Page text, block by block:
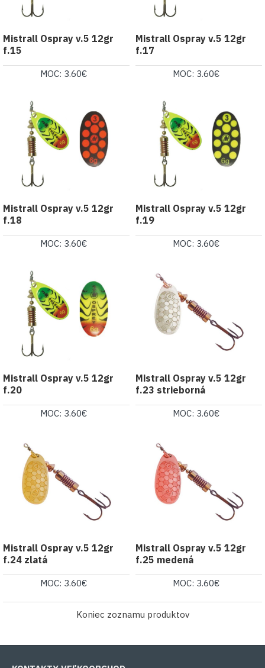
Mistrall Ospray v.5 12gr
f.15
MOC: 3.60€
Mistrall Ospray v.5 12gr
f.17
MOC: 3.60€
Mistrall Ospray v.5 12gr
f.18
MOC: 3.60€
Mistrall Ospray v.5 12gr
f.19
MOC: 3.60€
Mistrall Ospray v.5 12gr
f.20
MOC: 3.60€
Mistrall Ospray v.5 12gr
f.23 strieborná
MOC: 3.60€
Mistrall Ospray v.5 12gr
f.24 zlatá
MOC: 3.60€
Mistrall Ospray v.5 12gr
f.25 medená
MOC: 3.60€
Koniec zoznamu produktov